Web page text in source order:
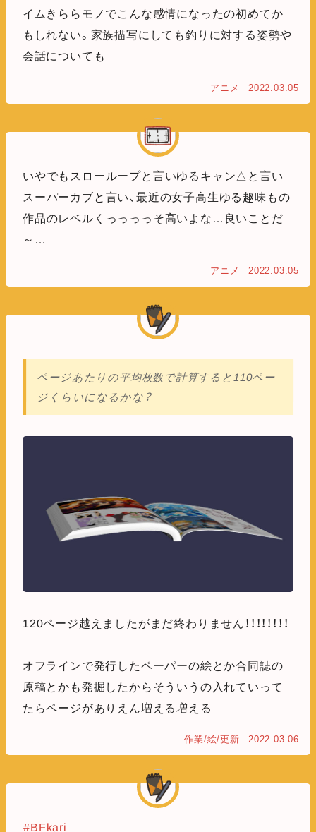
イムきららモノでこんな感情になったの初めてか
もしれない。家族描写にしても釣りに対する姿勢や
会話についても
アニメ 2022.03.05
いやでもスローループと言いゆるキャン△と言い
スーパーカブと言い、最近の女子高生ゆる趣味もの
作品のレベルくっっっっそ高いよな…良いことだ
～…
アニメ 2022.03.05
ページあたりの平均枚数で計算すると110ペー
ジくらいになるかな？
120ページ越えましたがまだ終わりません！！！！！！！！
オフラインで発行したペーパーの絵とか合同誌の
原稿とかも発掘したからそういうの入れていって
たらページがありえん増える増える
作業/絵/更新 2022.03.06
#BFkari